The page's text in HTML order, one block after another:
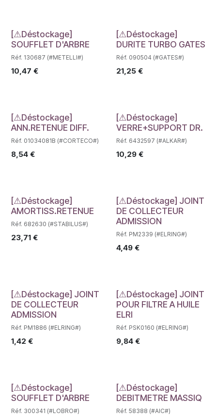
Déstockage
[⚠Déstockage]
SOUFFLET D'ARBRE
Réf. 130687 (#METELLI#)
10,47 €
Déstockage
[⚠Déstockage]
DURITE TURBO GATES
Réf. 090504 (#GATES#)
21,25€
Déstockage
[⚠Déstockage]
ANN.RETENUE DIFF.
Réf. 01034081B (#CORTECO#)
8,54 €
Déstockage
[⚠Déstockage]
VERRE+SUPPORT DR.
Réf. 6432597 (#ALKAR#)
10,29€
Déstockage
[⚠Déstockage]
AMORTISS.RETENUE
Réf. 682630 (#STABILUS#)
23,71 €
Déstockage
[⚠Déstockage] JOINT
DE COLLECTEUR
ADMISSION
Réf. PM2339 (#ELRING#)
4,49€
Déstockage
[⚠Déstockage] JOINT
DE COLLECTEUR
ADMISSION
Réf. PM1886 (#ELRING#)
1,42 €
Déstockage
[⚠Déstockage] JOINT
POUR FILTRE A HUILE
ELRI
Réf. PSK0160 (#ELRING#)
9,84€
Déstockage
[⚠Déstockage]
SOUFFLET D'ARBRE
Réf. 300341 (#LOBRO#) Déstockage
[⚠Déstockage]
DEBITMETRE MASSIQ
Réf. 58388 (#AIC#)